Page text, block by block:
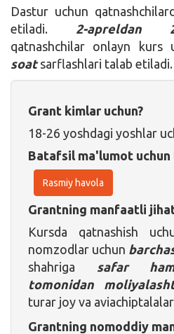
Dastur uchun
etiladi. 2-apreldan
qatnashchilar onlayn kurs
soatsarflashlari talab etiladi.
Grant kimlar uchun?
18-26 yoshdagi yoshlar
Batafsil ma'lumot uchun
Rasmiy havola
Grantning manfaatli
Kursda qatnashish
nomzodlar uchun
shahriga safar
tomonidan
turar joy va
Grantning nomoddiy